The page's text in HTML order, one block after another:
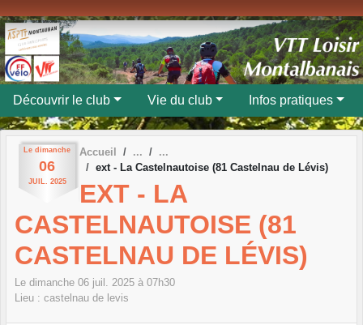
Découvrir le club Vie du club Infos pratiques
Le dimanche
06
JUIL. 2025
Accueil
ext - La Castelnautoise (81 Castelnau de Lévis)
EXT - LA
CASTELNAUTOISE (81
CASTELNAU DE LÉVIS)
Le dimanche 06 juil. 2025 à 07h30
Lieu : castelnau de levis